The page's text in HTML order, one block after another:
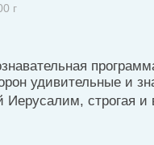
г
удивительные и
Иерусалим, строгая